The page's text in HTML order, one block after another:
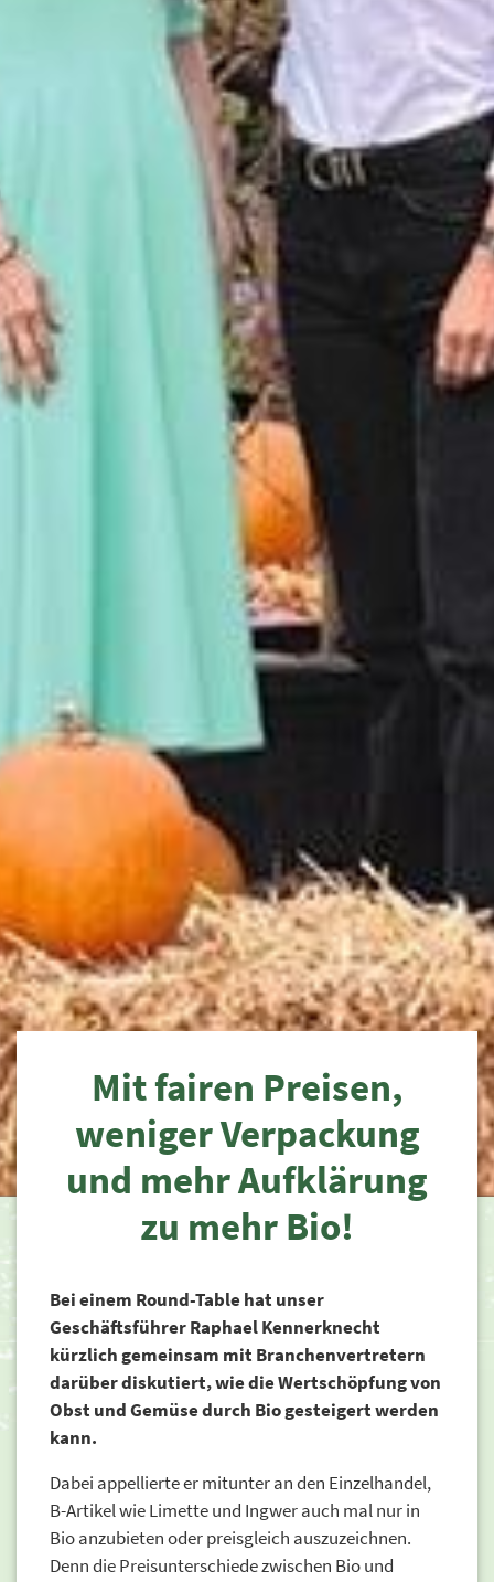
Mit fairen Preisen,
weniger Verpackung
und mehr Aufklärung
zu mehr Bio!
Bei einem Round-Table hat unser
Geschäftsführer Raphael Kennerknecht
kürzlich gemeinsam mit Branchenvertretern
darüber diskutiert, wie die Wertschöpfung von
Obst und Gemüse durch Bio gesteigert werden
kann.
Dabei appellierte er mitunter an den Einzelhandel,
B-Artikel wie Limette und Ingwer auch mal nur in
Bio anzubieten oder preisgleich auszuzeichnen.
Denn die Preisunterschiede zwischen Bio und